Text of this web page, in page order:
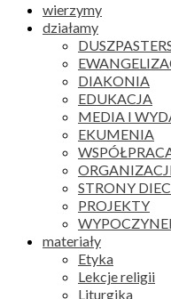
wierzymy
działamy
DIAKONIA
EDUKACJA
MEDIA I
EKUMENIA
STRONY
PROJEKTY
materiały
Etyka
Lekcje religii
Liturgika